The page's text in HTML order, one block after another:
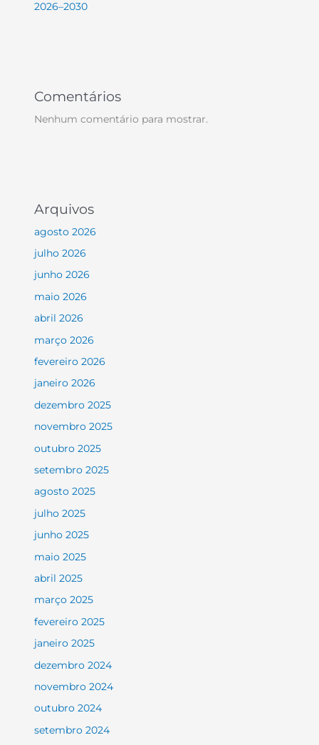
2026–2030
Comentários
Nenhum comentário para mostrar.
Arquivos
agosto 2026
julho 2026
junho 2026
maio 2026
abril 2026
março 2026
fevereiro 2026
janeiro 2026
dezembro 2025
novembro 2025
outubro 2025
setembro 2025
agosto 2025
julho 2025
junho 2025
maio 2025
abril 2025
março 2025
fevereiro 2025
janeiro 2025
dezembro 2024
novembro 2024
outubro 2024
setembro 2024